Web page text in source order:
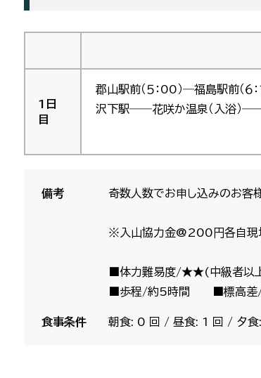
1日
目
郡山駅前（５：00）―福島駅前
沢下駅――花咲か温泉（入浴）
備考 奇数人数でお申し込みのお客
※入山協力金@200円各自現
■体力難易度/★★(中級者
■歩程/約5時間 ■標高
食事条件 朝食: 0 回 / 昼食: 1 回 / 夕食